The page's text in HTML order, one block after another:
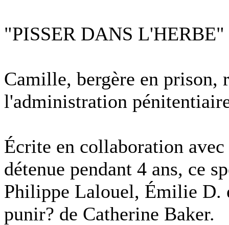
"PISSER DANS L'HERBE"
Camille, bergère en prison,
l'administration
Écrite en collaboration
détenue pendant 4 ans, ce
Philippe Lalouel, Émilie
punir? de Catherine Baker.